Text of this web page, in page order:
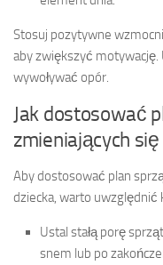
Stosuj pozytywne
aby zwiększyć motywację.
wywoływać opór.
Jak dostosować
zmieniających
Aby dostosować plan
dziecka, warto uwzględnić
Ustal stałą porę
snem lub po